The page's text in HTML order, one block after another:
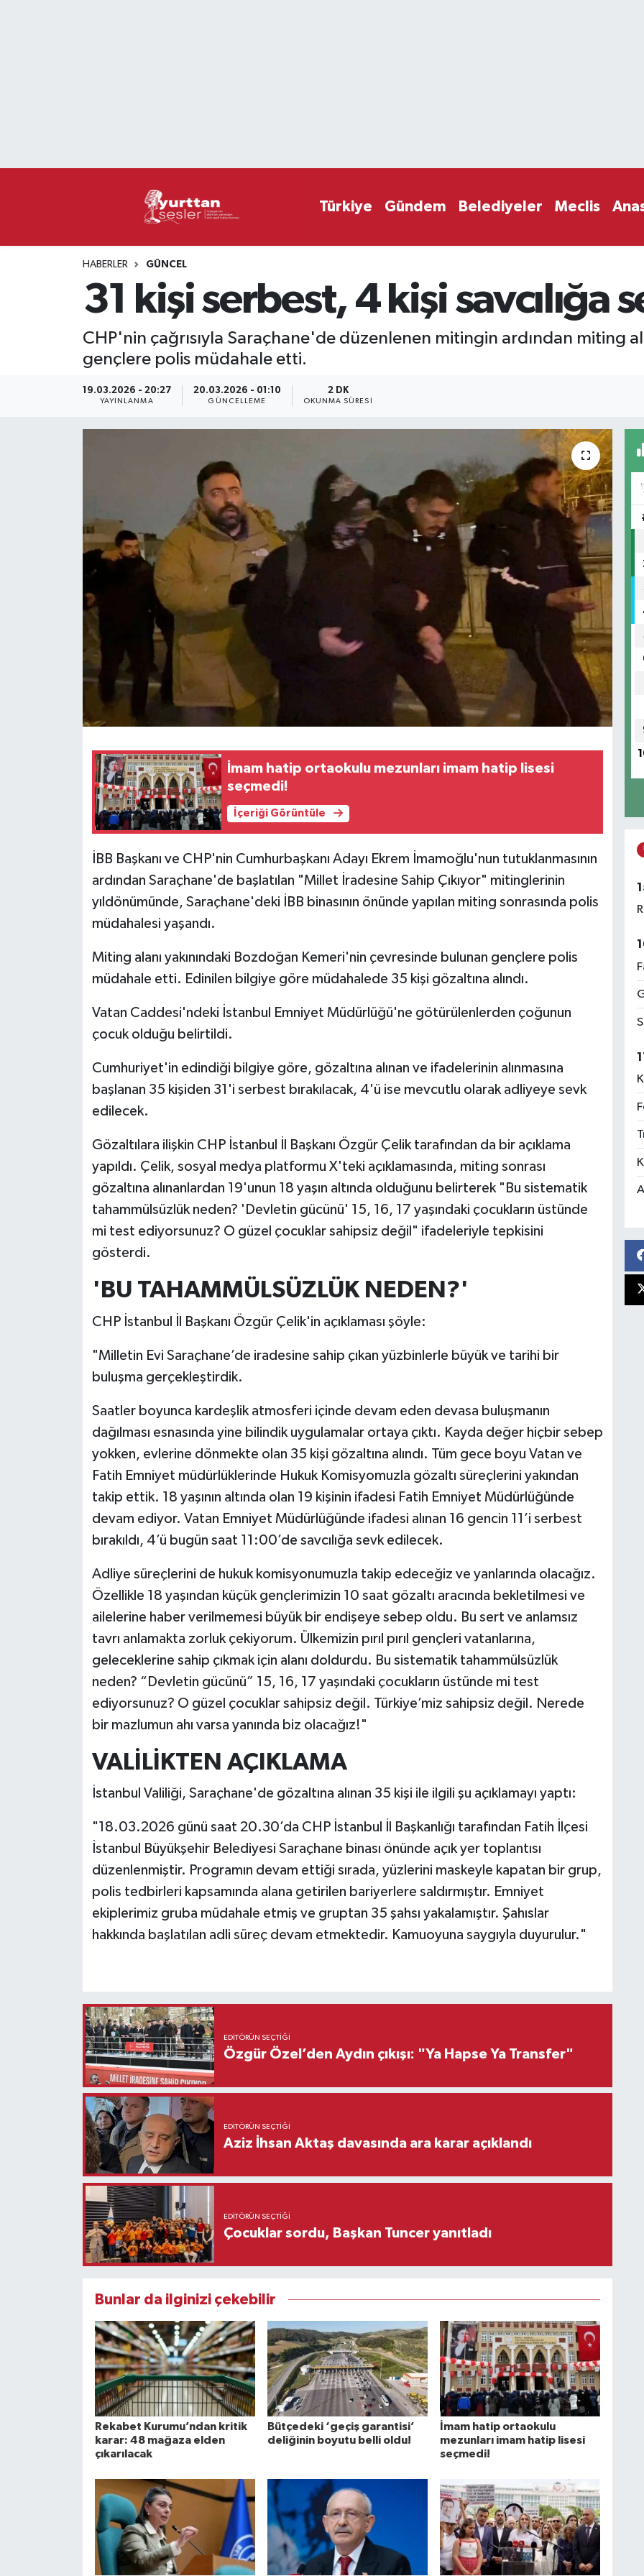
Türkiye Gündem Belediyeler Meclis
HABERLER GÜNCEL
31 kişi serbest, 4 kişi savcılığa
CHP'nin çağrısıyla Saraçhane'de düzenlenen mitingin ardından miting
gençlere polis müdahale etti.
19.03.2026 - 20:27
YAYINLANMA
20.03.2026 - 01:10
GÜNCELLEME
2 DK
OKUNMA SÜRESI
İmam hatip ortaokulu mezunları imam hatip lisesi
seçmedi!
İçeriği Görüntüle
İBB Başkanı ve CHP'nin Cumhurbaşkanı Adayı Ekrem İmamoğlu'nun tutuklanmasının
ardından Saraçhane'de başlatılan "Millet İradesine Sahip Çıkıyor" mitinglerinin
yıldönümünde, Saraçhane'deki İBB binasının önünde yapılan miting sonrasında polis
müdahalesi yaşandı.
Miting alanı yakınındaki Bozdoğan Kemeri'nin çevresinde bulunan gençlere polis
müdahale etti. Edinilen bilgiye göre müdahalede 35 kişi gözaltına alındı.
Vatan Caddesi'ndeki İstanbul Emniyet Müdürlüğü'ne götürülenlerden çoğunun
çocuk olduğu belirtildi.
Cumhuriyet'in edindiği bilgiye göre, gözaltına alınan ve ifadelerinin alınmasına
başlanan 35 kişiden 31'i serbest bırakılacak, 4'ü ise mevcutlu olarak adliyeye sevk
edilecek.
Gözaltılara ilişkin CHP İstanbul İl Başkanı Özgür Çelik tarafından da bir açıklama
yapıldı. Çelik, sosyal medya platformu X'teki açıklamasında, miting sonrası
gözaltına alınanlardan 19'unun 18 yaşın altında olduğunu belirterek "Bu sistematik
tahammülsüzlük neden? 'Devletin gücünü' 15, 16, 17 yaşındaki çocukların üstünde
mi test ediyorsunuz? O güzel çocuklar sahipsiz değil" ifadeleriyle tepkisini
gösterdi.
'BU TAHAMMÜLSÜZLÜK NEDEN?'
CHP İstanbul İl Başkanı Özgür Çelik'in açıklaması şöyle:
"Milletin Evi Saraçhane’de iradesine sahip çıkan yüzbinlerle büyük ve tarihi bir
buluşma gerçekleştirdik.
Saatler boyunca kardeşlik atmosferi içinde devam eden devasa buluşmanın
dağılması esnasında yine bilindik uygulamalar ortaya çıktı. Kayda değer hiçbir sebep
yokken, evlerine dönmekte olan 35 kişi gözaltına alındı. Tüm gece boyu Vatan ve
Fatih Emniyet müdürlüklerinde Hukuk Komisyomuzla gözaltı süreçlerini yakından
takip ettik. 18 yaşının altında olan 19 kişinin ifadesi Fatih Emniyet Müdürlüğünde
devam ediyor. Vatan Emniyet Müdürlüğünde ifadesi alınan 16 gencin 11’i serbest
bırakıldı, 4’ü bugün saat 11:00’de savcılığa sevk edilecek.
Adliye süreçlerini de hukuk komisyonumuzla takip edeceğiz ve yanlarında olacağız.
Özellikle 18 yaşından küçük gençlerimizin 10 saat gözaltı aracında bekletilmesi ve
ailelerine haber verilmemesi büyük bir endişeye sebep oldu. Bu sert ve anlamsız
tavrı anlamakta zorluk çekiyorum. Ülkemizin pırıl pırıl gençleri vatanlarına,
geleceklerine sahip çıkmak için alanı doldurdu. Bu sistematik tahammülsüzlük
neden? “Devletin gücünü” 15, 16, 17 yaşındaki çocukların üstünde mi test
ediyorsunuz? O güzel çocuklar sahipsiz değil. Türkiye’miz sahipsiz değil. Nerede
bir mazlumun ahı varsa yanında biz olacağız!"
VALİLİKTEN AÇIKLAMA
İstanbul Valiliği, Saraçhane'de gözaltına alınan 35 kişi ile ilgili şu açıklamayı yaptı:
"18.03.2026 günü saat 20.30’da CHP İstanbul İl Başkanlığı tarafından Fatih İlçesi
İstanbul Büyükşehir Belediyesi Saraçhane binası önünde açık yer toplantısı
düzenlenmiştir. Programın devam ettiği sırada, yüzlerini maskeyle kapatan bir grup,
polis tedbirleri kapsamında alana getirilen bariyerlere saldırmıştır. Emniyet
ekiplerimiz gruba müdahale etmiş ve gruptan 35 şahsı yakalamıştır. Şahıslar
hakkında başlatılan adli süreç devam etmektedir. Kamuoyuna saygıyla duyurulur."
EDITÖRÜN SEÇTIĞI
Özgür Özel’den Aydın çıkışı: "Ya Hapse Ya Transfer"
EDITÖRÜN SEÇTIĞI
Aziz İhsan Aktaş davasında ara karar açıklandı
EDITÖRÜN SEÇTIĞI
Çocuklar sordu, Başkan Tuncer yanıtladı
Bunlar da ilginizi çekebilir
Rekabet Kurumu’ndan kritik
karar: 48 mağaza elden
çıkarılacak
Bütçedeki ‘geçiş garantisi’
deliğinin boyutu belli oldu!
İmam hatip ortaokulu
mezunları imam hatip lisesi
seçmedi!
Süper Lig Puan Durumu ve Fikstür
Haber Arşivi